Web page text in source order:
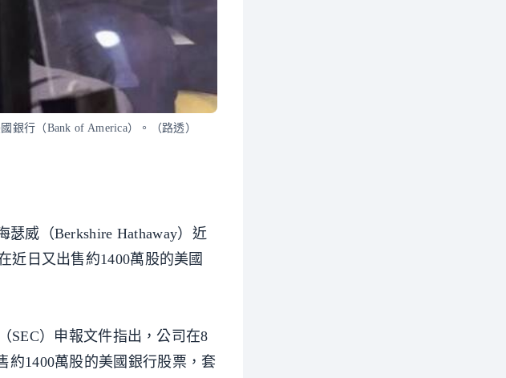
銀行（Bank of America）。（路透）
瑟威（Berkshire Hathaway）近
近日又出售約1400萬股的美國
SEC）申報文件指出，公司在8
約1400萬股的美國銀行股票，套